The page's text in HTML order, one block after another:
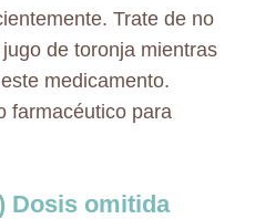
Trate de no
de toronja mientras
medicamento.
farmacéutico para
Dosis omitida